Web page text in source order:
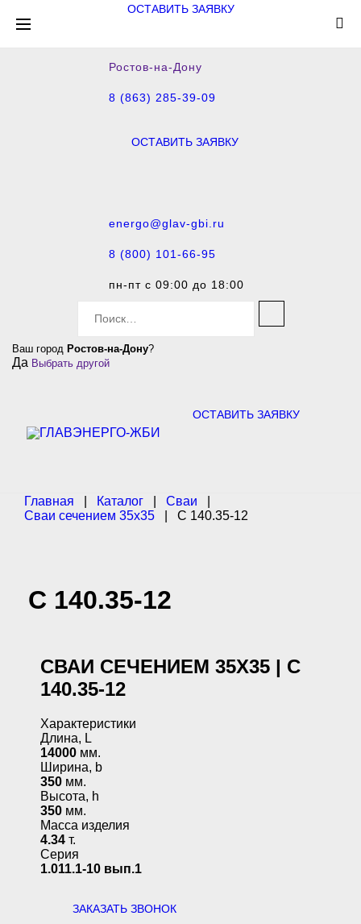
ОСТАВИТЬ ЗАЯВКУ
Ростов-на-Дону
8 (863) 285-39-09
8 (800) 101-66-95
energo@glav-gbi.ru
пн-пт с 09:00 до 18:00
ОСТАВИТЬ ЗАЯВКУ
r
c
:
Ваш город Ростов-на-Дону?
Да Выбрать другой
ОСТАВИТЬ ЗАЯВКУ
Главная Каталог Сваи
Сваи сечением 35х35
С 140.35-12
С 140.35-12
СВАИ СЕЧЕНИЕМ 35Х35 | С
140.35-12
Характеристики
Длина, L
14000 мм.
Ширина, b
350 мм.
Высота, h
350 мм.
Масса изделия
4.34 т.
Серия
1.011.1-10 вып.1
ЗАКАЗАТЬ ЗВОНОК